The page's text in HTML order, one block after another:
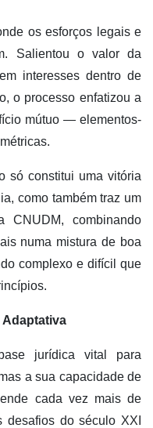
os esforços legais e
Salientou o valor da
interesses dentro de
o processo enfatizou a
mútuo — elementos-
só constitui uma vitória
como também traz um
CNUDM, combinando
numa mistura de boa
complexo e difícil que
jurídica vital para
a sua capacidade de
cada vez mais de
desafios do século XXI